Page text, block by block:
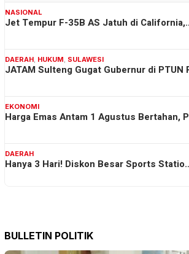
NASIONAL
Jet Tempur F-35B AS Jatuh di
DAERAH, HUKUM, SULAWESI
JATAM Sulteng Gugat Gubernur di PTUN
EKONOMI
Harga Emas Antam 1 Agustus Bertahan,
DAERAH
Hanya 3 Hari! Diskon Besar Sports
BULLETIN POLITIK